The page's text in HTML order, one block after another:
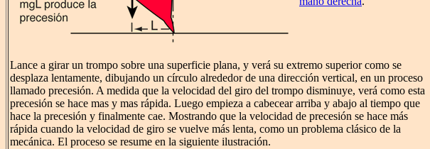
Lance a girar un trompo sobre una superficie plana, y verá su extremo superior como se
desplaza lentamente, dibujando un círculo alrededor de una dirección vertical, en un proceso
llamado precesión. A medida que la velocidad del giro del trompo disminuye, verá como esta
precesión se hace mas y mas rápida. Luego empieza a cabecear arriba y abajo al tiempo que
hace la precesión y finalmente cae. Mostrando que la velocidad de precesión se hace más
rápida cuando la velocidad de giro se vuelve más lenta, como un problema clásico de la
mecánica. El proceso se resume en la siguiente ilustración.